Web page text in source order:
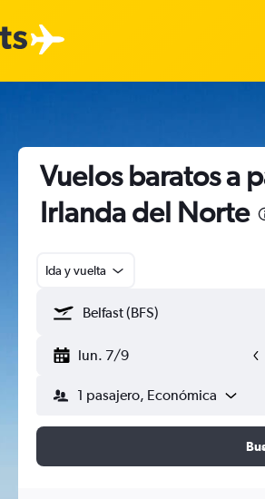
Vuelos baratos a
Irlanda del Norte
Ida y vuelta
lun. 7/9
1 pasajero, Económica